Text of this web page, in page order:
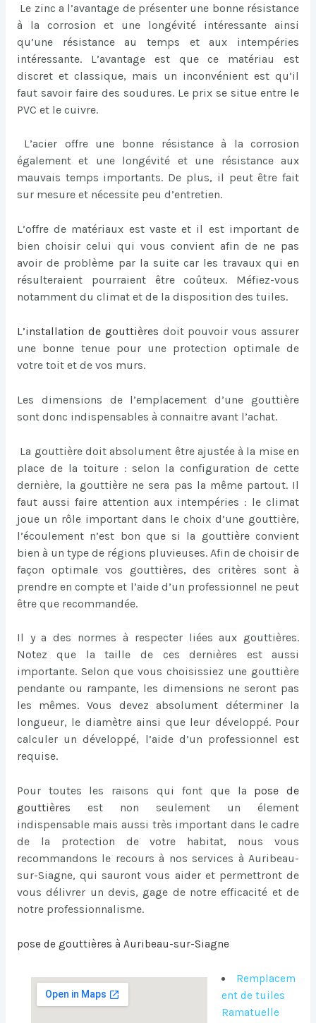
Le zinc a l’avantage de présenter une bonne résistance
à la corrosion et une longévité intéressante ainsi
qu’une résistance au temps et aux intempéries
intéressante. L’avantage est que ce matériau est
discret et classique, mais un inconvénient est qu’il
faut savoir faire des soudures. Le prix se situe entre le
PVC et le cuivre.
L’acier offre une bonne résistance à la corrosion
également et une longévité et une résistance aux
mauvais temps importants. De plus, il peut être fait
sur mesure et nécessite peu d’entretien.
L’offre de matériaux est vaste et il est important de
bien choisir celui qui vous convient afin de ne pas
avoir de problème par la suite car les travaux qui en
résulteraient pourraient être coûteux. Méfiez-vous
notamment du climat et de la disposition des tuiles.
L’installation de gouttières doit pouvoir vous assurer
une bonne tenue pour une protection optimale de
votre toit et de vos murs.
Les dimensions de l’emplacement d’une gouttière
sont donc indispensables à connaitre avant l’achat.
La gouttière doit absolument être ajustée à la mise en
place de la toiture : selon la configuration de cette
dernière, la gouttière ne sera pas la même partout. Il
faut aussi faire attention aux intempéries : le climat
joue un rôle important dans le choix d’une gouttière,
l’écoulement n’est bon que si la gouttière convient
bien à un type de régions pluvieuses. Afin de choisir de
façon optimale vos gouttières, des critères sont à
prendre en compte et l’aide d’un professionnel ne peut
être que recommandée.
Il y a des normes à respecter liées aux gouttières.
Notez que la taille de ces dernières est aussi
importante. Selon que vous choisissiez une gouttière
pendante ou rampante, les dimensions ne seront pas
les mêmes. Vous devez absolument déterminer la
longueur, le diamètre ainsi que leur développé. Pour
calculer un développé, l’aide d’un professionnel est
requise.
Pour toutes les raisons qui font que la pose de
gouttières
est non seulement un élement
indispensable mais aussi très important dans le cadre
de la protection de votre habitat, nous vous
recommandons le recours à nos services à Auribeau-
sur-Siagne, qui sauront vous aider et permettront de
vous délivrer un devis, gage de notre efficacité et de
notre professionnalisme.
pose de gouttières à Auribeau-sur-Siagne
Remplacem
ent de tuiles
Ramatuelle